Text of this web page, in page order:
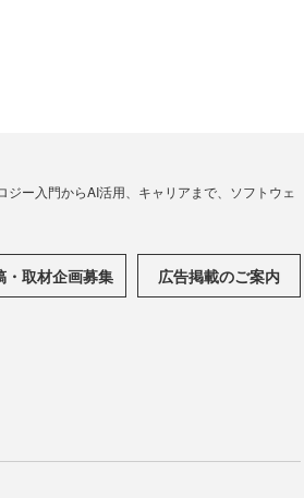
ー入門からAI活用、キャリアまで、ソフトウェ
・取材企画募集 広告掲載のご案内